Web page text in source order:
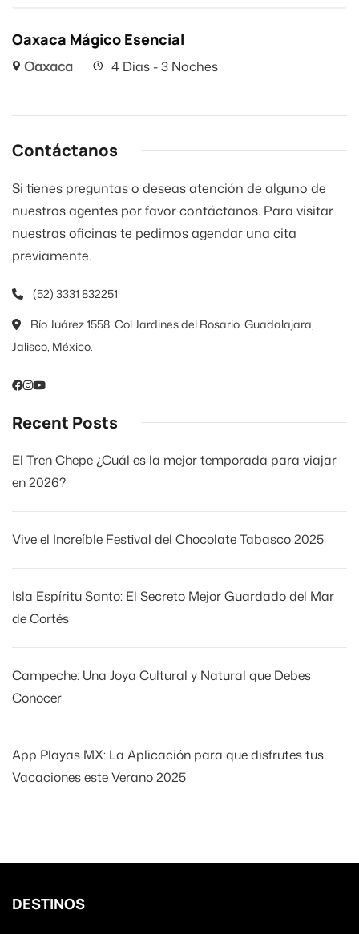
Oaxaca Mágico Esencial
Oaxaca 4 Dias - 3 Noches
Contáctanos
Si tienes preguntas o deseas atención de alguno de
nuestros agentes por favor contáctanos. Para visitar
nuestras oficinas te pedimos agendar una cita
previamente.
(52) 3331 832251
Río Juárez 1558. Col Jardines del Rosario. Guadalajara,
Jalisco, México.
Recent Posts
El Tren Chepe ¿Cuál es la mejor temporada para viajar
en 2026?
Vive el Increíble Festival del Chocolate Tabasco 2025
Isla Espíritu Santo: El Secreto Mejor Guardado del Mar
de Cortés
Campeche: Una Joya Cultural y Natural que Debes
Conocer
App Playas MX: La Aplicación para que disfrutes tus
Vacaciones este Verano 2025
DESTINOS